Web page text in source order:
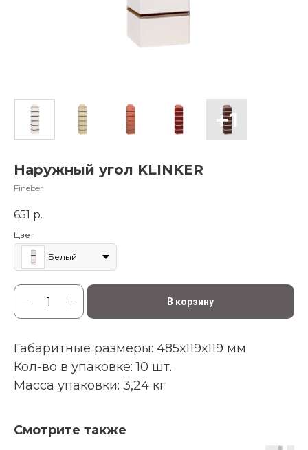
Наружный угол KLINKER
Fineber
651 р.
Цвет
Белый
В корзину
Габаритные размеры: 485х119х119 мм
Кол-во в упаковке: 10 шт.
Масса упаковки: 3,24 кг
Смотрите также